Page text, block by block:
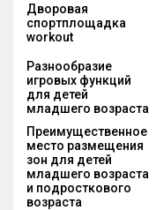
Дворовая
спортплощадка
workout
Разнообразие
игровых функций
для детей
младшего возраста
Преимущественное
место размещения
зон для детей
младшего возраста
и подросткового
возраста